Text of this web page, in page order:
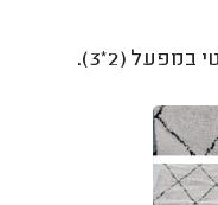
(2*3).